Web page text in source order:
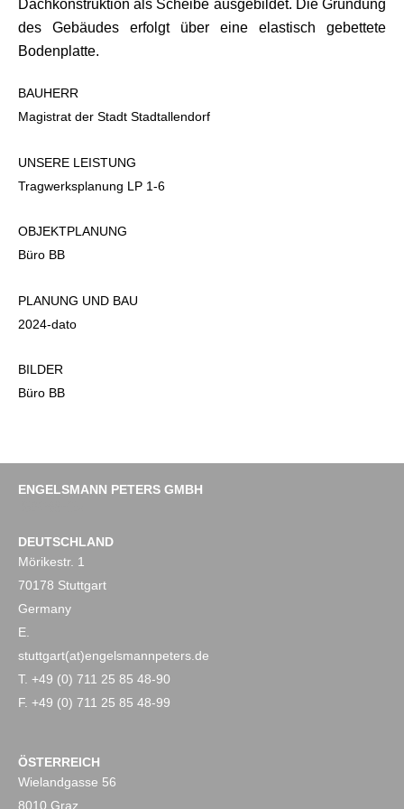
Dachkonstruktion als Scheibe ausgebildet. Die Gründung
des Gebäudes erfolgt über eine elastisch gebettete
Bodenplatte.
BAUHERR
Magistrat der Stadt Stadtallendorf
UNSERE LEISTUNG
Tragwerksplanung LP 1-6
OBJEKTPLANUNG
Büro BB
PLANUNG UND BAU
2024-dato
BILDER
Büro BB
ENGELSMANN PETERS GMBH
DEUTSCHLAND
Mörikestr. 1
70178 Stuttgart
Germany
E.
stuttgart(at)engelsmannpeters.de
T. +49 (0) 711 25 85 48-90
F. +49 (0) 711 25 85 48-99
ÖSTERREICH
Wielandgasse 56
8010 Graz